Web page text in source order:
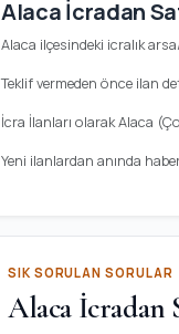
Alaca İcradan
Alaca ilçesindeki icralık
Teklif vermeden önce ilan
İcra İlanları olarak Alaca
Yeni ilanlardan anında
SIK SORULAN SORULAR
Alaca İcradan